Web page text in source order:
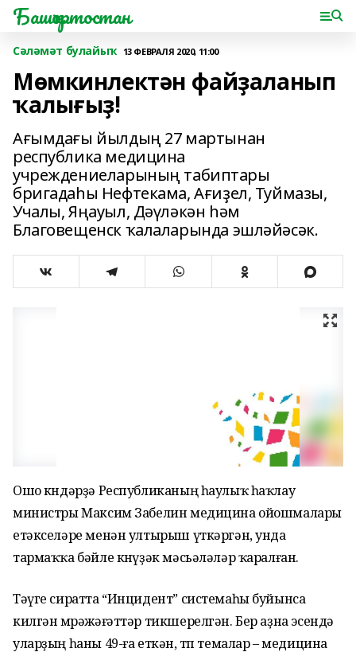
Башҡортостан
Сәләмәт булайыҡ 13 ФЕВРАЛЯ 2020, 11:00
Мөмкинлектән файҙаланып
ҡалығыҙ!
Ағымдағы йылдың 27 мартынан
республика медицина
учреждениеларының табиптары
бригадаһы Нефтекама, Ағиҙел, Туймазы,
Учалы, Яңауыл, Дәүләкән һәм
Благовещенск ҡалаларында эшләйәсәк.
Ошо көндәрҙә Республиканың һаулыҡ һаҡлау
министры Максим Забелин медицина ойошмалары
етәкселәре менән ултырыш үткәргән, унда
тармаҡҡа бәйле көнүҙәк мәсьәләләр ҡаралған.
Тәүге сиратта “Инцидент” системаһы буйынса
килгән мөрәжәғәттәр тикшерелгән. Бер аҙна эсендә
уларҙың һаны 49-ға еткән, төп темалар – медицина